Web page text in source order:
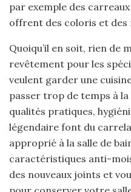
par exemple des
offrent des coloris et des
Quoiqu’il en soit, rien de
revêtement pour les
veulent garder une
passer trop de temps à
qualités pratiques,
légendaire font du
approprié à la salle de
caractéristiques anti-
des nouveaux joints et